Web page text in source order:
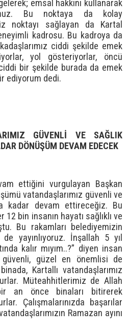
emsal hakkını kullanarak
Bu noktaya da kolay
noktayı sağlayan da Kartal
kadrosu. Bu kadroya da
ciddi şekilde emek
yol gösteriyorlar, öncü
bir şekilde burada da emek
ediyorum dedi.
GÜVENLİ VE SAĞLIK
DÖNÜŞÜM DEVAM EDECEK
ettiğini vurgulayan Başkan
vatandaşlarımız güvenli ve
kadar devam ettireceğiz. Bu
bin insanın hayatı sağlıklı ve
Bu rakamları belediyemizin
yayınlıyoruz. İnşallah 5 yıl
kalır mıyım..?” diyen insan
güzel en önemlisi de
Kartallı vatandaşlarımız
Müteahhitlerimiz de Allah
an önce binaları bitirerek
Çalışmalarınızda başarılar
Ramazan ayını